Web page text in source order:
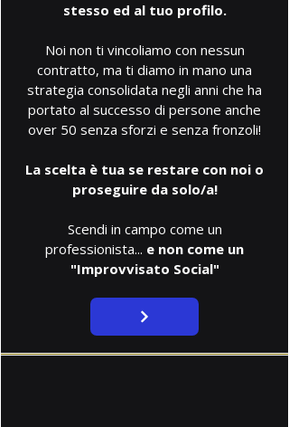
stesso ed al tuo profilo.​
Noi non ti vincoliamo con nessun
contratto, ma ti diamo in mano una
strategia consolidata negli anni che ha
portato al successo di persone anche
over 50 senza sforzi e senza fronzoli!
La scelta è tua se restare con noi o
proseguire da solo/a!
Scendi in campo come un
professionista... e non come un
"Improvvisato Social"